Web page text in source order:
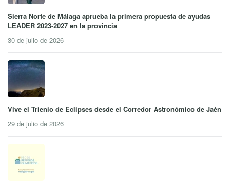
Sierra Norte de Málaga aprueba la primera propuesta de ayudas
LEADER 2023-2027 en la provincia
30 de julio de 2026
Vive el Trienio de Eclipses desde el Corredor Astronómico de Jaén
29 de julio de 2026